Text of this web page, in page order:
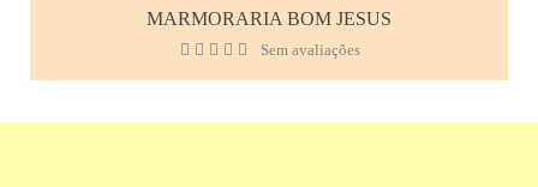
MARMORARIA BOM JESUS
Sem avaliações